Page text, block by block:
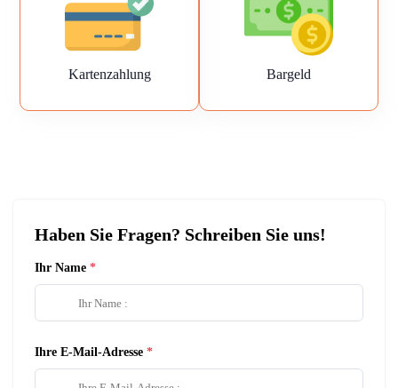
Kartenzahlung Bargeld
Haben Sie Fragen? Schreiben Sie uns!
Ihr Name
Ihre E-Mail-Adresse